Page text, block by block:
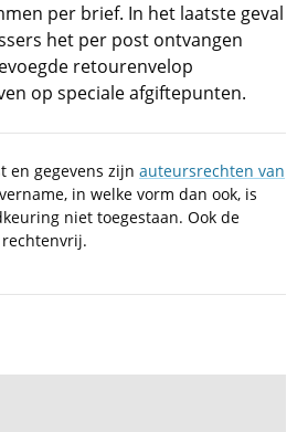
per brief. In het laatste geval
het per post ontvangen
retourenvelop
op speciale afgiftepunten.
en gegevens zijn auteursrechten van
in welke vorm dan ook, is
niet toegestaan. Ook de